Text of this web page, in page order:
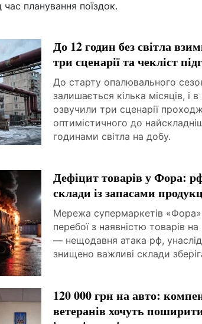
час планування поїздок.
До 12 годин без світла
три сценарії та чекліст
До старту опалювального
залишається кілька місяців, і
озвучили три сценарії
оптимістичного до
годинами світла на добу.
Дефіцит товарів у Фора:
склади із запасами
Мережа супермаркетів «Фора»
перебої з наявністю товарів
— нещодавня атака рф,
знищено важливі склади
120 000 грн на авто:
ветеранів хочуть